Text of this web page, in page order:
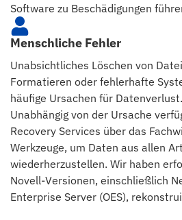
Software zu Beschädigungen
Menschliche Fehler
Unabsichtliches Löschen von
Formatieren oder fehlerhafte
häufige Ursachen für Datenverlust.
Unabhängig von der Ursache
Recovery Services über das
Werkzeuge, um Daten aus allen
wiederherzustellen. Wir haben
Novell-Versionen, einschließlich
Enterprise Server (OES),